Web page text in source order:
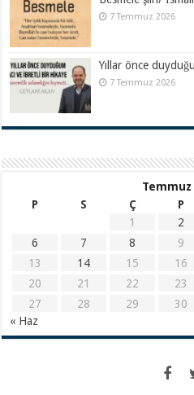
7 Temmuz 2026
Yıllar önce
7 Temmuz 2026
Temmuz
P
S Ç P
1
2
6
7 8 9
13
14 15 16
20
21 22 23
27
28 29 30
« Haz